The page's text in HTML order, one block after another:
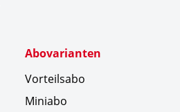
Abovarianten
Vorteilsabo
Miniabo